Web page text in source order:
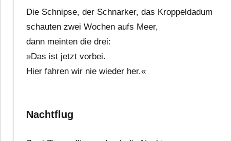
Die Schnipse, der Schnarker, das Kroppeldadum
schauten zwei Wochen aufs Meer,
dann meinten die drei:
»Das ist jetzt vorbei.
Hier fahren wir nie wieder her.«
Nachtflug